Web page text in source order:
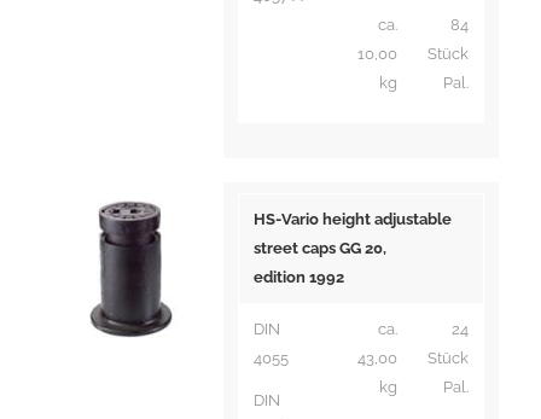
ca.
10,00
kg
84
Stück
Pal.
HS-Vario height adjustable
street caps GG 20,
edition 1992
DIN
4055
DIN
ca.
43,00
kg
24
Stück
Pal.